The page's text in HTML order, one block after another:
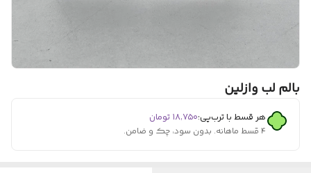
بالم لب وازلین
هر قسط با ترب‌پی:۱۸٬۷۵۰ تومان
۴ قسط ماهانه. بدون سود، چک و ضامن.